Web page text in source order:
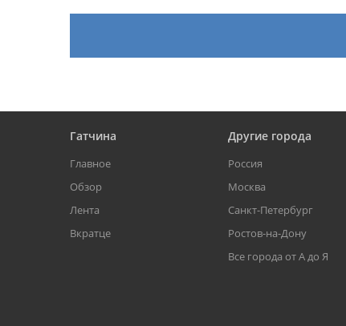
Гатчина
Главное
Обзор
Лента
Вкратце
Другие города
Россия
Москва
Санкт-Петербург
Ростов-на-Дону
Все города от А до Я